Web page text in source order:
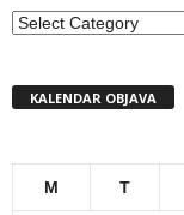
MENI
KALENDAR OBJAVA
M T